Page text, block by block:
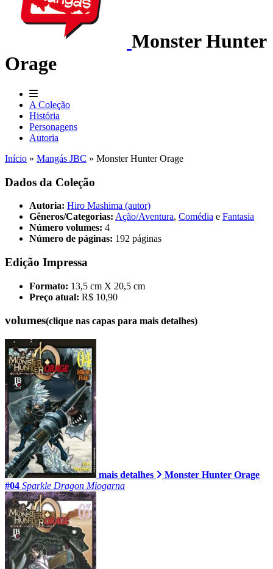
Monster Hunter
Orage
A Coleção
História
Personagens
Autoria
Início » Mangás JBC » Monster Hunter Orage
Dados da Coleção
Autoria: Hiro Mashima (autor)
Gêneros/Categorias: Ação/Aventura, Comédia e Fantasia
Número volumes: 4
Número de páginas: 192 páginas
Edição Impressa
Formato: 13,5 cm X 20,5 cm
Preço atual: R$ 10,90
volumes(clique nas capas para mais detalhes)
mais detalhes
Monster Hunter Orage
#04 Sparkle Dragon Miogarna